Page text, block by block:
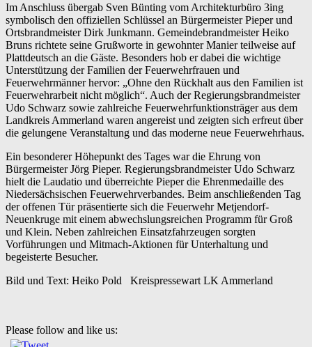
Im Anschluss übergab Sven Bünting vom Architekturbüro 3ing
symbolisch den offiziellen Schlüssel an Bürgermeister Pieper und
Ortsbrandmeister Dirk Junkmann. Gemeindebrandmeister Heiko
Bruns richtete seine Grußworte in gewohnter Manier teilweise auf
Plattdeutsch an die Gäste. Besonders hob er dabei die wichtige
Unterstützung der Familien der Feuerwehrfrauen und
Feuerwehrmänner hervor: „Ohne den Rückhalt aus den Familien ist
Feuerwehrarbeit nicht möglich“. Auch der Regierungsbrandmeister
Udo Schwarz sowie zahlreiche Feuerwehrfunktionsträger aus dem
Landkreis Ammerland waren angereist und zeigten sich erfreut über
die gelungene Veranstaltung und das moderne neue Feuerwehrhaus.
Ein besonderer Höhepunkt des Tages war die Ehrung von
Bürgermeister Jörg Pieper. Regierungsbrandmeister Udo Schwarz
hielt die Laudatio und überreichte Pieper die Ehrenmedaille des
Niedersächsischen Feuerwehrverbandes. Beim anschließenden Tag
der offenen Tür präsentierte sich die Feuerwehr Metjendorf-
Neuenkruge mit einem abwechslungsreichen Programm für Groß
und Klein. Neben zahlreichen Einsatzfahrzeugen sorgten
Vorführungen und Mitmach-Aktionen für Unterhaltung und
begeisterte Besucher.
Bild und Text: Heiko Pold Kreispressewart LK Ammerland
Please follow and like us: